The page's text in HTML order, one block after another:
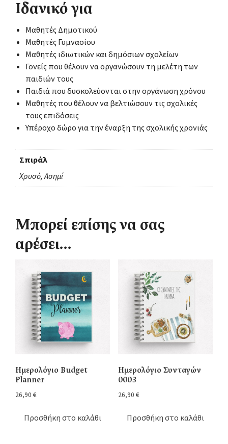
Ιδανικό για
Μαθητές Δημοτικού
Μαθητές Γυμνασίου
Μαθητές ιδιωτικών και δημόσιων σχολείων
Γονείς που θέλουν να οργανώσουν τη μελέτη των
παιδιών τους
Παιδιά που δυσκολεύονται στην οργάνωση χρόνου
Μαθητές που θέλουν να βελτιώσουν τις σχολικές
τους επιδόσεις
Υπέροχο δώρο για την έναρξη της σχολικής χρονιάς
Σπιράλ
Χρυσό, Ασημί
Μπορεί επίσης να σας
αρέσει…
Ημερολόγιο Budget
Planner
26,90 €
Προσθήκη στο καλάθι
Ημερολόγιο Συνταγών
0003
26,90 €
Προσθήκη στο καλάθι